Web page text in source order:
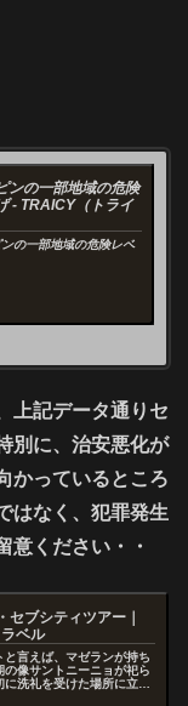
ンの一部地域の危険
- TRAICY（トライ
の一部地域の危険レベ
上記データ通りセ
別に、治安悪化が
かっているところ
はなく、犯罪発生
意ください・・
ブシティツアー｜
ベル
言えば、マゼランが持ち
像サントニーニョが祀ら
洗礼を受けた場所に立つ